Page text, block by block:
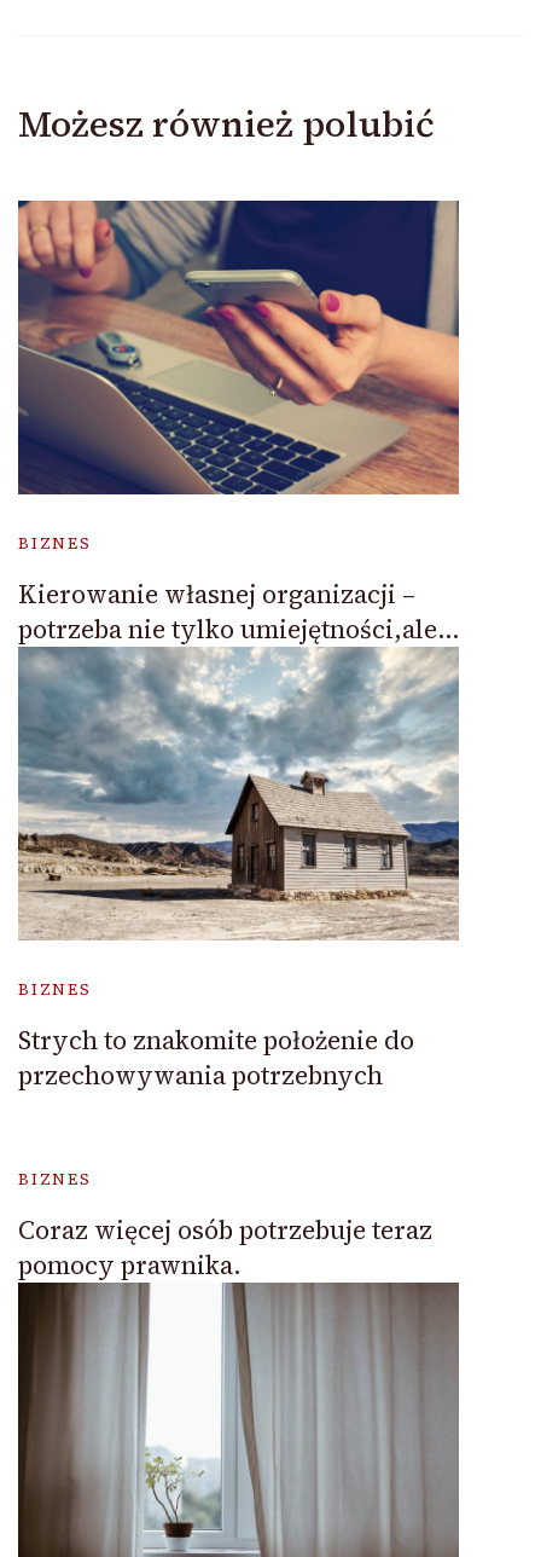
Możesz również polubić
BIZNES
Kierowanie własnej organizacji –
potrzeba nie tylko umiejętności,ale…
BIZNES
Strych to znakomite położenie do
przechowywania potrzebnych
BIZNES
Coraz więcej osób potrzebuje teraz
pomocy prawnika.